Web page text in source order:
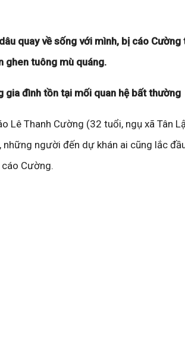
quay về sống với mình, bị cáo
ghen tuông mù quáng.
gia đình tồn tại mối quan hệ bất thường
Lê Thanh Cường (32 tuổi, ngụ xã Tân
người đến dự khán ai cũng lắc
Cường.